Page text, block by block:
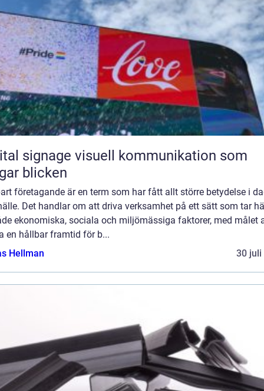
visuell kommunikation som
blicken
företagande är en term som har fått allt större betydelse i
Det handlar om att driva verksamhet på ett sätt som tar
ekonomiska, sociala och miljömässiga faktorer, med målet
en hållbar framtid för b...
Hellman
30 juli